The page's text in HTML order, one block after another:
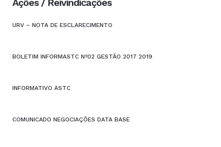
Ações / Reivindicações
URV – NOTA DE ESCLARECIMENTO
BOLETIM INFORMASTC Nº02 GESTÃO 2017 2019
INFORMATIVO ASTC
COMUNICADO NEGOCIAÇÕES DATA BASE